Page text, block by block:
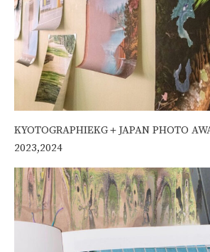
KYOTOGRAPHIEKG＋JAPAN PHOTO
2023,2024